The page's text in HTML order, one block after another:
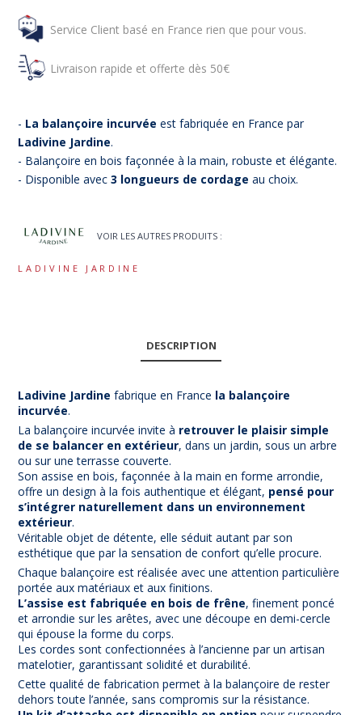
Service Client basé en France rien que pour vous.
Livraison rapide et offerte dès 50€
- La balançoire incurvée est fabriquée en France par
Ladivine Jardine.
- Balançoire en bois façonnée à la main, robuste et élégante.
- Disponible avec3 longueurs de cordage au choix.
VOIR LES AUTRES PRODUITS :
LADIVINE JARDINE
DESCRIPTION
Ladivine Jardine fabrique en France la balançoire
incurvée.
La balançoire incurvée invite à retrouver le plaisir simple
de se balancer en extérieur, dans un jardin, sous un arbre
ou sur une terrasse couverte.
Son assise en bois, façonnée à la main en forme arrondie,
offre un design à la fois authentique et élégant, pensé pour
s’intégrer naturellement dans un environnement
extérieur.
Véritable objet de détente, elle séduit autant par son
esthétique que par la sensation de confort qu’elle procure.
Chaque balançoire est réalisée avec une attention particulière
portée aux matériaux et aux finitions.
L’assise est fabriquée en bois de frêne, finement poncé
et arrondie sur les arêtes, avec une découpe en demi-cercle
qui épouse la forme du corps.
Les cordes sont confectionnées à l’ancienne par un artisan
matelotier, garantissant solidité et durabilité.
Cette qualité de fabrication permet à la balançoire de rester
dehors toute l’année, sans compromis sur la résistance.